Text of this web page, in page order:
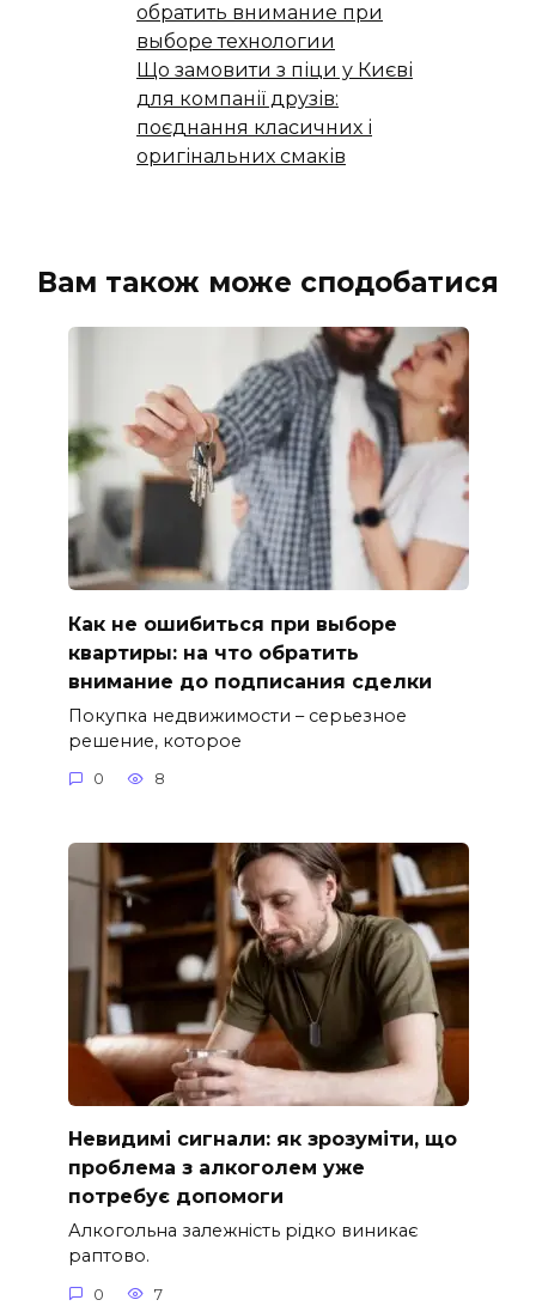
обратить внимание при
выборе технологии
Що замовити з піци у Києві
для компанії друзів:
поєднання класичних і
оригінальних смаків
Вам також може сподобатися
Как не ошибиться при выборе
квартиры: на что обратить
внимание до подписания сделки
Покупка недвижимости – серьезное
решение, которое
0 8
Невидимі сигнали: як зрозуміти, що
проблема з алкоголем уже
потребує допомоги
Алкогольна залежність рідко виникає
раптово.
0 7